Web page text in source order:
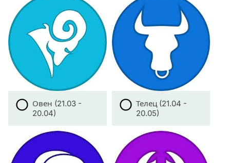
Овен (21.03 -
20.04)
Телец (21.04 -
20.05)